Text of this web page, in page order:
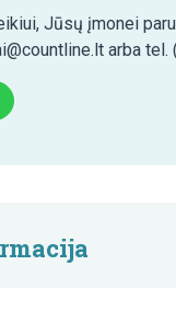
Jūsų įmonei
arba tel.